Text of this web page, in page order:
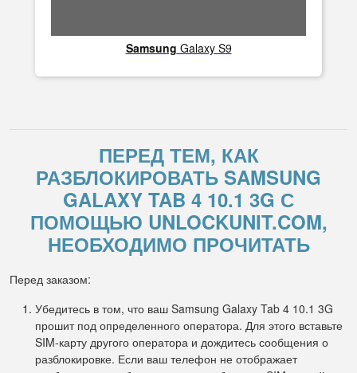
Samsung Galaxy S9
ПЕРЕД ТЕМ, КАК
РАЗБЛОКИРОВАТЬ SAMSUNG
GALAXY TAB 4 10.1 3G С
ПОМОЩЬЮ UNLOCKUNIT.COM,
НЕОБХОДИМО ПРОЧИТАТЬ
Перед заказом:
Убедитесь в том, что ваш Samsung Galaxy Tab 4 10.1 3G
прошит под определенного оператора. Для этого вставьте
SIM-карту другого оператора и дождитесь сообщения о
разблокировке. Если ваш телефон не отображает